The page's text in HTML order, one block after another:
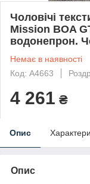
Чоловічі
Mission BOA
водонепрон.
Немає в наявності
Код: А4663
4 261 ₴
Опис
Опис